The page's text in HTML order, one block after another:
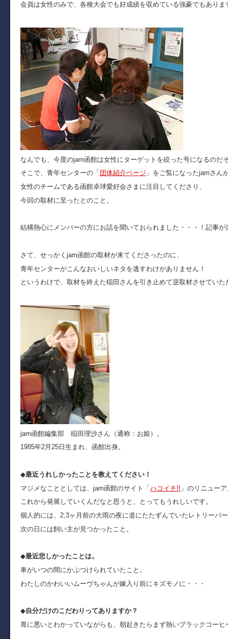
会員は女性のみで、各種大会でも好成績を収めている強豪でもありま
なんでも、今度のjam函館は女性にターゲットを絞った号になるのだ
そこで、青年センターの「 団体紹介ページ 」をご覧になったjamさん
女性のチームである函館卓球愛好会さまに注目してくださり、
今回の取材に至ったとのこと。
結構熱心にメンバーの方にお話を聞いておられました・・・！記事が
さて、せっかくjam函館の取材が来てくださったのに、
青年センターがこんなおいしいネタを逃すわけがありません！
というわけで、取材を終えた稲田さんを引き止めて逆取材させていた
jam函館編集部 稲田理沙さん（通称：お姫）。
1985年2月25日生まれ、函館出身。
◆最近うれしかったことを教えてください！
マジメなこととしては、jam函館のサイト「ハコイチ!! 」のリニュー
これから発展していくんだなと思うと、とってもうれしいです。
個人的には、2,3ヶ月前の大雨の夜に道にたたずんでいたレトリーバ
次の日には飼い主が見つかったこと。
◆最近悲しかったことは。
車がいつの間にかぶつけられていたこと。
わたしのかわいいムーヴちゃんが嫁入り前にキズモノに・・・
◆自分だけのこだわりってありますか？
胃に悪いとわかっていながらも、朝起きたらまず熱いブラックコー